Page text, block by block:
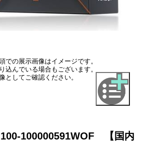
での展示画像はイメージです。
込んでいる場合もございます。
としてご確認ください。
100000591WOF 【国内